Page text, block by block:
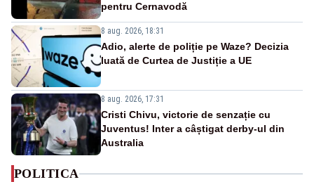
pentru Cernavodă
8 aug. 2026, 18:31
Adio, alerte de poliție pe Waze? Decizia
luată de Curtea de Justiție a UE
8 aug. 2026, 17:31
Cristi Chivu, victorie de senzație cu
Juventus! Inter a câștigat derby-ul din
Australia
POLITICA